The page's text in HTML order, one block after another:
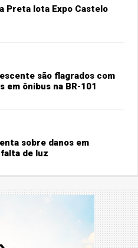
Preta lota Expo Castelo
são flagrados com
em ônibus na BR-101
sobre danos em
de luz